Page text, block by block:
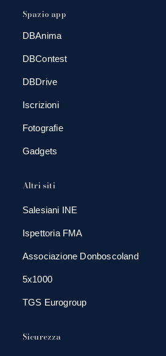
Spazio app
DBAnima
DBContest
DBDrive
Iscrizioni
Fotografie
Gadgets
Altri siti
Salesiani INE
Ispettoria FMA
Associazione Donboscoland
5x1000
TGS Eurogroup
Sicurezza